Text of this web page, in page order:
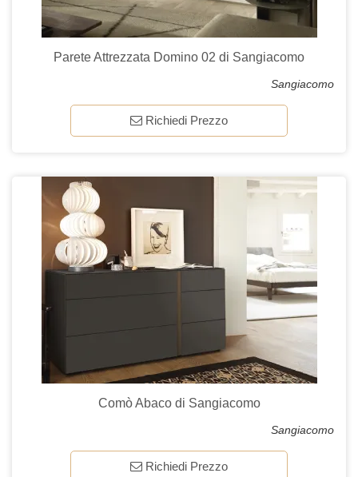
Parete Attrezzata Domino 02 di Sangiacomo
Sangiacomo
Richiedi Prezzo
Comò Abaco di Sangiacomo
Sangiacomo
Richiedi Prezzo